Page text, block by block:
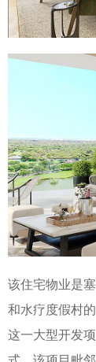
该住宅物业是
和水疗度假村
这一大型开发